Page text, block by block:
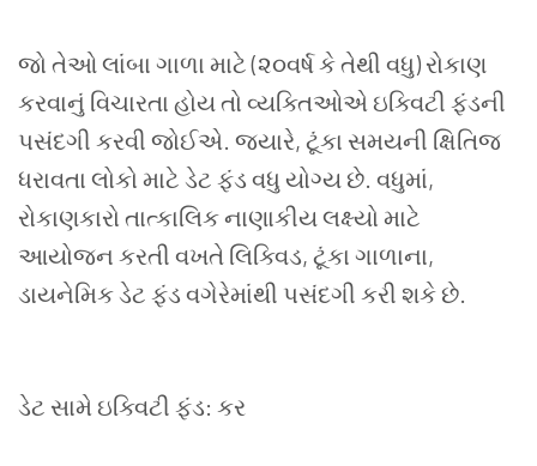
જો તેઓ લાંબા ગાળા માટે (૨૦વર્ષ કે તેથી વધુ) રોકાણ
કરવાનું વિચારતા હોય તો વ્યક્તિઓએ ઇક્વિટી ફંડની
પસંદગી કરવી જોઈએ. જ્યારે, ટૂંકા સમયની ક્ષિતિજ
ધરાવતા લોકો માટે ડેટ ફંડ વધુ યોગ્ય છે. વધુમાં,
રોકાણકારો તાત્કાલિક નાણાકીય લક્ષ્યો માટે
આયોજન કરતી વખતે લિક્વિડ, ટૂંકા ગાળાના,
ડાયનેમિક ડેટ ફંડ વગેરેમાંથી પસંદગી કરી શકે છે.
ડેટ સામે ઇક્વિટી ફંડ: કર